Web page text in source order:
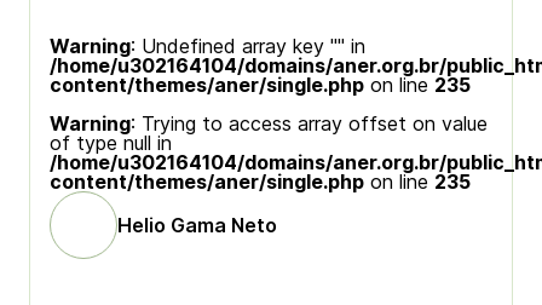
Warning: Undefined array key "" in
/home/u302164104/domains/aner.org.br/
content/themes/aner/single.php on line 235
Warning: Trying to access array offset on value
of type null in
/home/u302164104/domains/aner.org.br/
content/themes/aner/single.php on line 235
Helio Gama Neto